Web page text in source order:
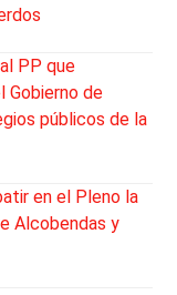
PP que
Gobierno de
públicos de la
en el Pleno la
Alcobendas y